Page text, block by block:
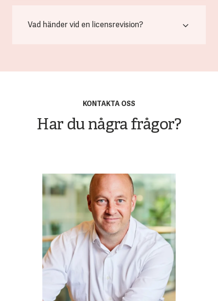
Vad händer vid en licensrevision?
KONTAKTA OSS
Har du några frågor?